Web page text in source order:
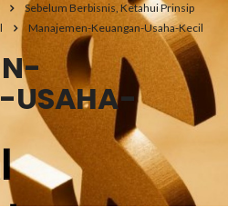
Sebelum Berbisnis, Ketahui Prinsip
Manajemen-Keuangan-Usaha-Kecil
USAHA-